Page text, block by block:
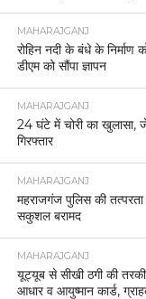
MAHARAJGANJ
रोहिन नदी के बंधे के निर्माण
डीएम को सौंपा ज्ञापन
MAHARAJGANJ
24 घंटे में चोरी का खुलासा,
गिरफ्तार
MAHARAJGANJ
महराजगंज पुलिस की
सकुशल बरामद
MAHARAJGANJ
यूट्यूब से सीखी ठगी की
आधार व आयुष्मान कार्ड,